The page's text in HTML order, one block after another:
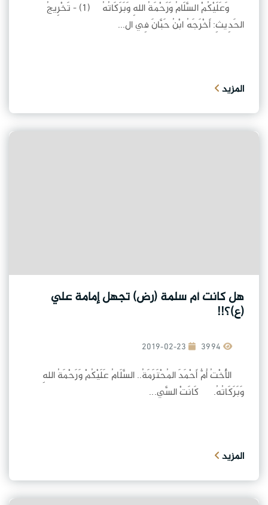
وَعَلَيْكُمْ السَّلَامُ وَرَحْمَةُ اللهِ وَبَرَكَاتُهُ (1) - تَخْرِيجُ
الحَدِيثِ: أَخْرَجَهُ ابْنُ حَبَّانَ فِي ال...
المزيد
هل كانت أم سلمة (رض) تجهل إمامة علي
(ع)؟!!
2019-02-23
الأُخْتُ أُمُّ أَحْمَدَ المُحْتَرَمَةُ.. السَّلَامُ عَلَيْكُمْ وَرَحْمَةُ اللهِ
وَبَرَكَاتُهُ. كَانَتْ السَّي...
المزيد